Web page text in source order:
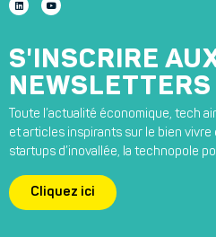
S'INSCRIRE
NEWSLETTERS
Toute l’actualité économique, tech
et articles inspirants sur le bien
startups d’inovallée, la technopole
Cliquez ici